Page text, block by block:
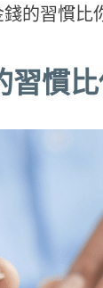
的習慣比
慣